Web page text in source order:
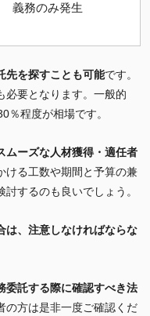
義務のみ発生
先を探すことも可能です。
必要となります。一般的
％程度が相場です。
ムーズな人材獲得・適任者
ける工数や期間と予算の兼
するのも良いでしょう。
は、注意しなければならな
委託する際に確認すべき法
の方は是非一度ご確認くだ